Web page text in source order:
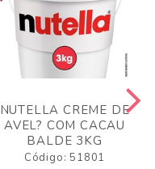
NUTELLA CREME DE
AVEL? COM CACAU
BALDE 3KG
Código: 51801